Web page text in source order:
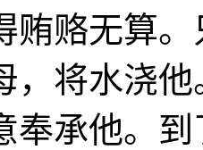
贿赂无算
，将水浇
奉承他。